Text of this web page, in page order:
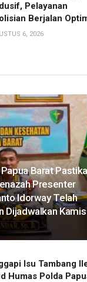
Pelayanan
Berjalan
6, 2026
Barat
Presenter
Idorway Telah
Dijadwalkan Kamis
Isu Tambang
Humas Polda